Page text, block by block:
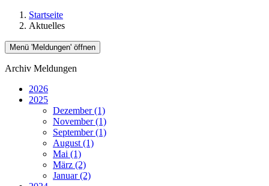
Startseite
Aktuelles
Menü 'Meldungen' öffnen
Archiv Meldungen
2026
2025
Dezember (1)
November (1)
September (1)
August (1)
Mai (1)
März (2)
Januar (2)